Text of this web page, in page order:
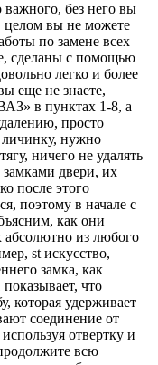
без него вы
целом вы не можете
по замене всех
сделаны с помощью
легко и более
еще не знаете,
в пунктах 1-8, а
просто
личинку, нужно
ничего не удалять
двери, их
после этого
поэтому в начале с
как они
абсолютно из любого
st искусство,
замка, как
что
которая удерживает
соединение от
отвертку и
всю